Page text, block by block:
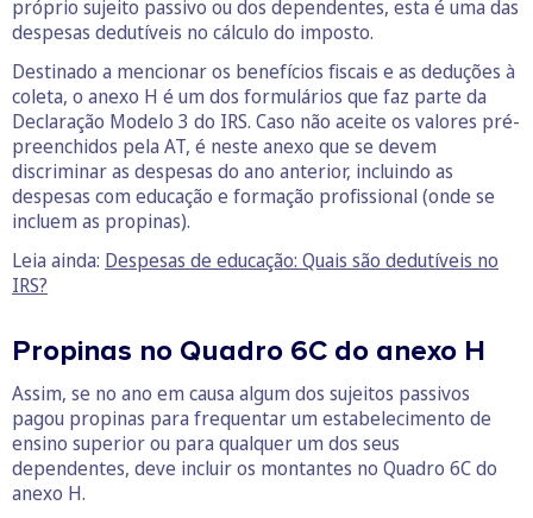
próprio sujeito passivo ou dos dependentes, esta é uma das
despesas dedutíveis no cálculo do imposto.
Destinado a mencionar os benefícios fiscais e as deduções à
coleta, o anexo H é um dos formulários que faz parte da
Declaração Modelo 3 do IRS. Caso não aceite os valores pré-
preenchidos pela AT, é neste anexo que se devem
discriminar as despesas do ano anterior, incluindo as
despesas com educação e formação profissional (onde se
incluem as propinas).
Leia ainda: Despesas de educação: Quais são dedutíveis no
IRS?
Propinas no Quadro 6C do anexo H
Assim, se no ano em causa algum dos sujeitos passivos
pagou propinas para frequentar um estabelecimento de
ensino superior ou para qualquer um dos seus
dependentes, deve incluir os montantes no Quadro 6C do
anexo H.